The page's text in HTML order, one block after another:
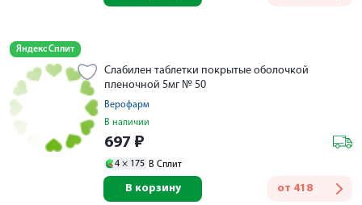
Яндекс Сплит
Слабилен таблетки покрытые оболочкой
пленочной 5мг № 50
Верофарм
В наличии
697 ₽
4 × 175 В Сплит
от 418
В корзину